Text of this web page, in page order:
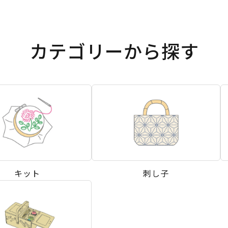
カテゴリーから探す
キット 刺し子